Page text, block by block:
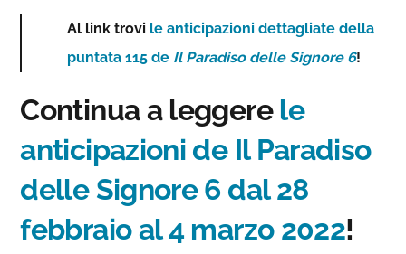
Al link trovi le anticipazioni dettagliate della
puntata 115 de Il Paradiso delle Signore 6!
Continua a leggere le
anticipazioni de Il Paradiso
delle Signore 6 dal 28
febbraio al 4 marzo 2022!